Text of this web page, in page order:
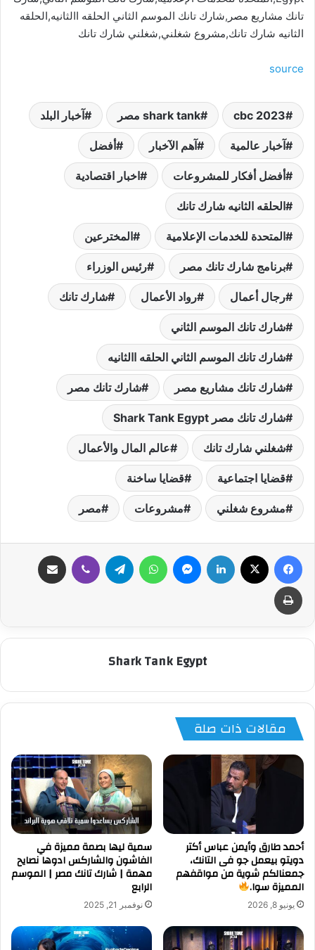
تانك مشاريع مصر,شارك تانك الموسم الثاني الحلقه االثانيه,الحلقه
الثانيه شارك تانك,مشروع شغلني,شغلني شارك تانك
source
cbc 2023 shark tank مصر آخبار البلد
آخبار عالمية آهم الآخبار أفضل
أفضل أفكار للمشروعات اخبار اقتصادية
الحلقه الثانيه شارك تانك
المتحدة للخدمات الإعلامية المخترعين
برنامج شارك تانك مصر رئيس الوزراء
رجال أعمال رواد الأعمال شارك تانك
شارك تانك الموسم الثاني
شارك تانك الموسم الثاني الحلقه االثانيه
شارك تانك مشاريع مصر شارك تانك مصر
شارك تانك مصر Shark Tank Egypt
شغلني شارك تانك عالم المال والأعمال
قضايا اجتماعية قضايا ساخنة
مشروع شغلني مشروعات مصر
فيسبوك لينكدإن ماسنجر واتساب تيلقرام ڤايبر
طباعة
Shark Tank Egypt
مقالات ذات صلة
أحمد طارق وأيمن عباس أكتر
دويتو بيعمل جو فى التانك،
جمعنالكم شوية من مواقفهم
المميزة سوا.
يونيو 8, 2026
سمية ليها بصمة مميزة في
الفاشون والشاركس ادوها نصايح
مهمة | شارك تانك مصر | الموسم
الرابع
نوفمبر 21, 2025